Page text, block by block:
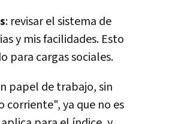
: revisar el sistema de
y mis facilidades. Esto
para cargas sociales.
papel de trabajo, sin
corriente", ya que no es